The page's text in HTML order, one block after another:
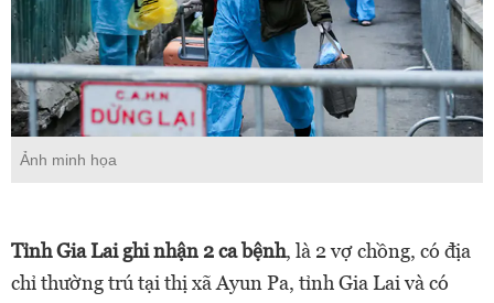
Ảnh minh họa
Tỉnh Gia Lai ghi nhận 2 ca bệnh, là 2 vợ chồng, có địa
chỉ thường trú tại thị xã Ayun Pa, tỉnh Gia Lai và có